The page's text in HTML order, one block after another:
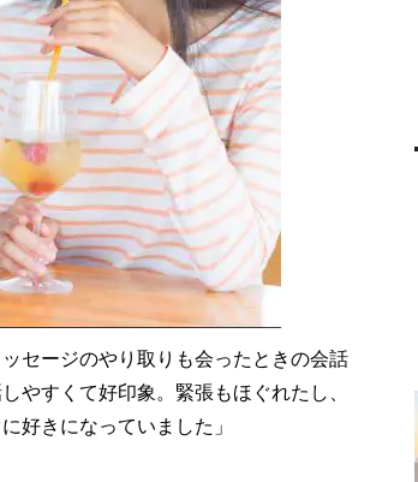
セージのやり取りも会ったときの会話
やすくて好印象。緊張もほぐれたし、
好きになっていました」